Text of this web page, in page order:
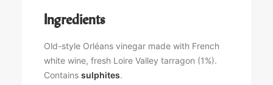
Ingredients
Old-style Orléans vinegar made with French
white wine, fresh Loire Valley tarragon (1%).
Contains sulphites.